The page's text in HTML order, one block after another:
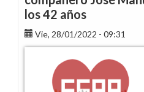
127
trabajadores
entre
empresas
del
Grupo
Endesa
los 42 años
Vie, 28/01/2022 - 09:31